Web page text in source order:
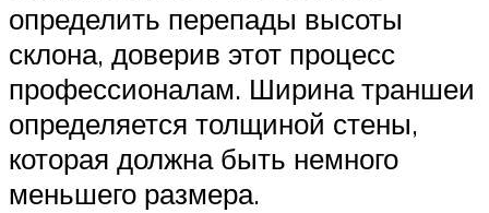
определить перепады высоты
склона, доверив этот процесс
профессионалам. Ширина траншеи
определяется толщиной стены,
которая должна быть немного
меньшего размера.